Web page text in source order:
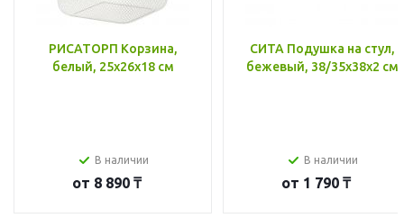
РИСАТОРП Корзина,
белый, 25x26x18 см
В наличии
от 8 890 ₸
СИТА Подушка на стул,
бежевый, 38/35x38x2 см
В наличии
от 1 790 ₸